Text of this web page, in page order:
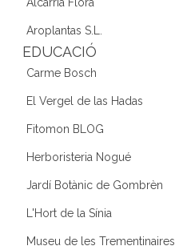
Aroplantas S.L.
EDUCACIÓ
Carme Bosch
El Vergel de las Hadas
Fitomon BLOG
Herboristeria Nogué
Jardí Botànic de Gombrèn
L'Hort de la Sínia
Museu de les Trementinaires